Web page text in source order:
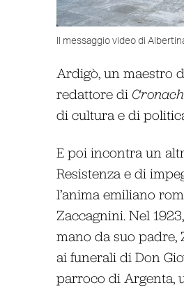
Il messaggio video di
Ardigò, un maestro
redattore di
di cultura e di
E poi incontra un
Resistenza e di
l’anima emiliano
Zaccagnini. Nel
mano da suo padre,
ai funerali di Don
parroco di Argenta,